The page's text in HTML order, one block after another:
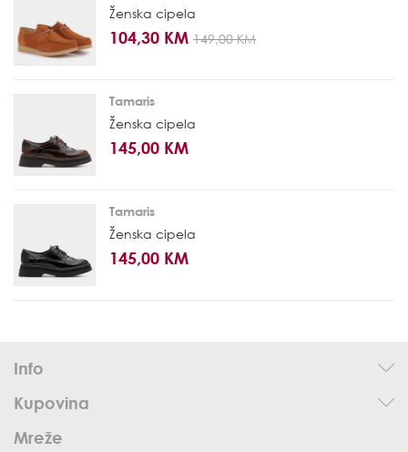
Ženska cipela
104,30 KM 149,00 KM
Tamaris
Ženska cipela
145,00 KM
Tamaris
Ženska cipela
145,00 KM
Info
Kupovina
Mreže